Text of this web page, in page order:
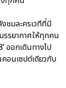
ชมละครเวทีที่มี
รรยากาศให้ทุกคน
ออกเดินทางไป
อนเซปต์เดียวกับ